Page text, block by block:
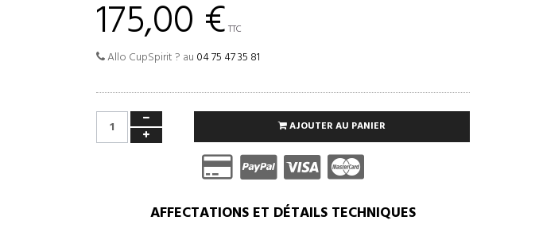
175,00 € TTC
Allo CupSpirit ? au 04 75 47 35 81
AJOUTER AU PANIER
AFFECTATIONS ET DÉTAILS TECHNIQUES